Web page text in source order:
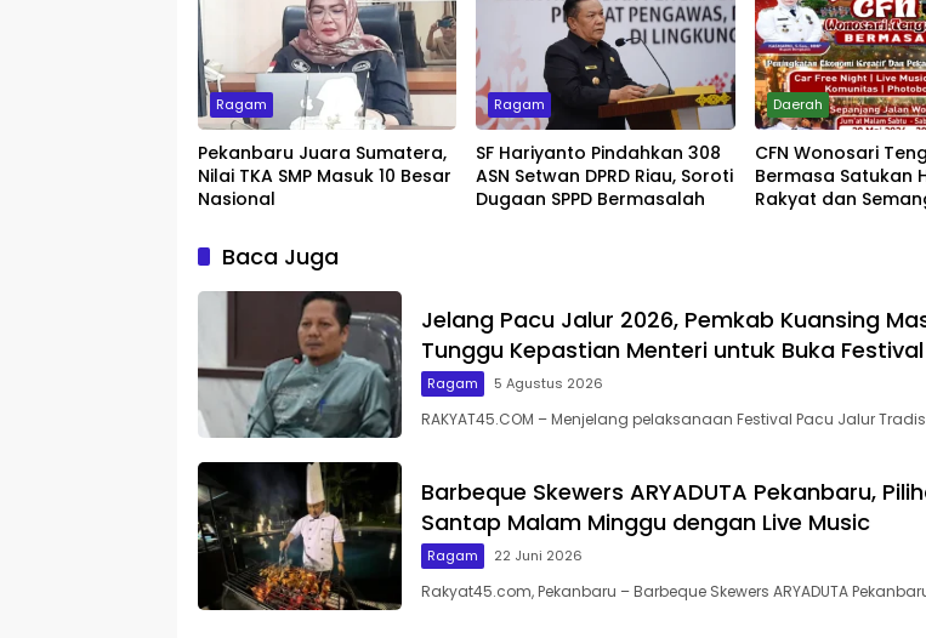
Ragam
Pekanbaru Juara Sumatera,
Nilai TKA SMP Masuk 10 Besar
Nasional
Ragam
SF Hariyanto Pindahkan 308
ASN Setwan DPRD Riau, Soroti
Dugaan SPPD Bermasalah
Daerah
CFN Wonosari
Bermasa Satukan
Rakyat dan
Baca Juga
Jelang Pacu Jalur 2026, Pemkab Kuansing
Tunggu Kepastian Menteri untuk Buka Festival
Ragam 5 Agustus 2026
RAKYAT45.COM – Menjelang pelaksanaan Festival Pacu Jalur
Barbeque Skewers ARYADUTA Pekanbaru,
Santap Malam Minggu dengan Live Music
Ragam 22 Juni 2026
Rakyat45.com, Pekanbaru – Barbeque Skewers ARYADUTA